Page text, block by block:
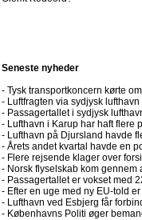
Seneste nyheder
- Tysk transportkoncern kørte
- Luftfragten via sydjysk
- Passagertallet i sydjysk
- Lufthavn i Karup har haft flere
- Lufthavn på Djursland havde
- Årets andet kvartal havde en
- Flere rejsende klager over
- Norsk flyselskab kom
- Passagertallet er vokset med
- Efter en uge med ny EU-told
- Lufthavn ved Esbjerg får
- Københavns Politi øger